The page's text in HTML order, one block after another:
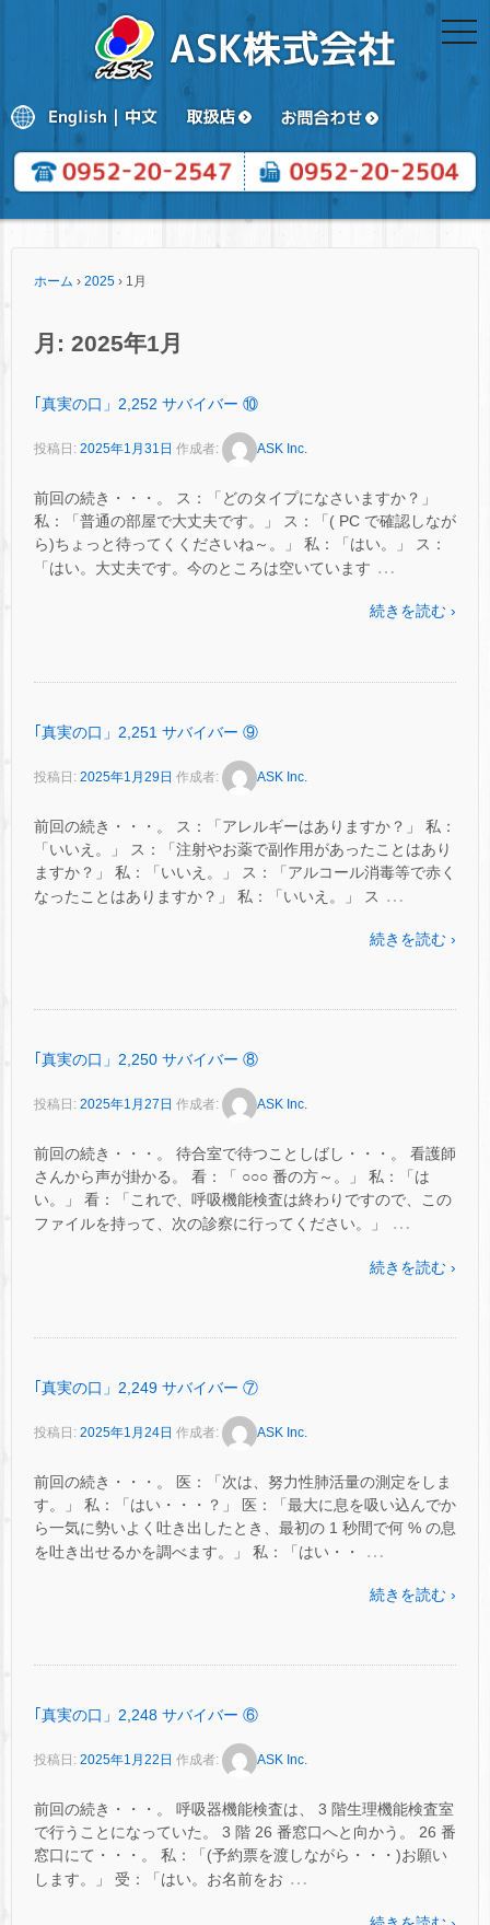
ホーム › 2025 › 1月
月: 2025年1月
｢真実の口」2,252 サバイバー ⑩
投稿日: 2025年1月31日 作成者: ASK Inc.
前回の続き・・・。 ス：「どのタイプになさいますか？」
私：「普通の部屋で大丈夫です。」 ス：「( PC で確認しなが
ら)ちょっと待ってくくださいね～。」 私：「はい。」 ス：
「はい。大丈夫です。今のところは空いています …
続きを読む ›
｢真実の口」2,251 サバイバー ⑨
投稿日: 2025年1月29日 作成者: ASK Inc.
前回の続き・・・。 ス：「アレルギーはありますか？」 私：
「いいえ。」 ス：「注射やお薬で副作用があったことはあり
ますか？」 私：「いいえ。」 ス：「アルコール消毒等で赤く
なったことはありますか？」 私：「いいえ。」 ス …
続きを読む ›
｢真実の口」2,250 サバイバー ⑧
投稿日: 2025年1月27日 作成者: ASK Inc.
前回の続き・・・。 待合室で待つことしばし・・・。 看護師
さんから声が掛かる。 看：「 ○○○ 番の方～。」 私：「は
い。」 看：「これで、呼吸機能検査は終わりですので、この
ファイルを持って、次の診察に行ってください。」
…
続きを読む ›
｢真実の口」2,249 サバイバー ⑦
投稿日: 2025年1月24日 作成者: ASK Inc.
前回の続き・・・。 医：「次は、努力性肺活量の測定をしま
す。」 私：「はい・・・？」 医：「最大に息を吸い込んでか
ら一気に勢いよく吐き出したとき、最初の 1 秒間で何 % の息
を吐き出せるかを調べます。」 私：「はい・・
…
続きを読む ›
｢真実の口」2,248 サバイバー ⑥
投稿日: 2025年1月22日 作成者: ASK Inc.
前回の続き・・・。 呼吸器機能検査は、 3 階生理機能検査室
で行うことになっていた。 3 階 26 番窓口へと向かう。 26 番
窓口にて・・・。 私：「(予約票を渡しながら・・・)お願い
します。」 受：「はい。お名前をお …